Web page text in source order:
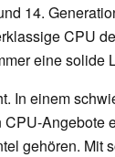
14.
CPU
eine solide
In einem
Angebote
gehören. Mit